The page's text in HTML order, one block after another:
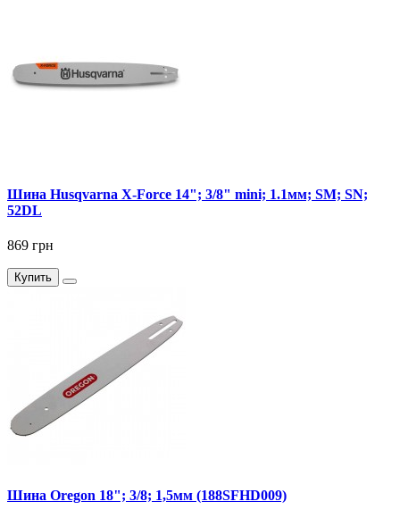
Шина Husqvarna X-Force 14"; 3/8" mini; 1.1мм; SM; SN;
52DL
869 грн
Купить
Шина Oregon 18"; 3/8; 1,5мм (188SFHD009)